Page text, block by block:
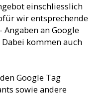
einschliesslich
wir entsprechende
Angaben an Google
kommen auch
Google Tag
sowie andere